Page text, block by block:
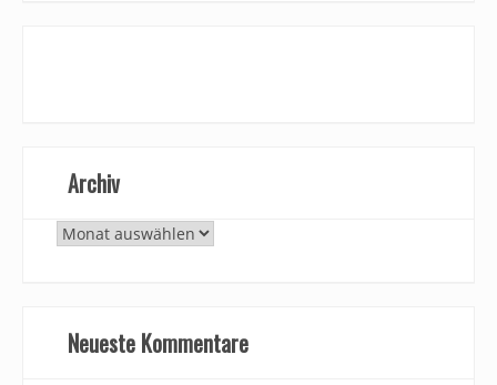
Archiv
Archiv
Neueste Kommentare